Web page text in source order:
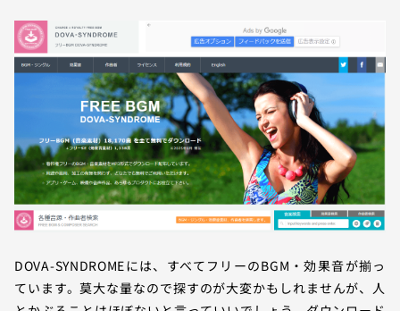
DOVA-SYNDROMEには、すべてフリーのBGM・効果音が揃っ
ています。莫大な量なので探すのが大変かもしれませんが、人